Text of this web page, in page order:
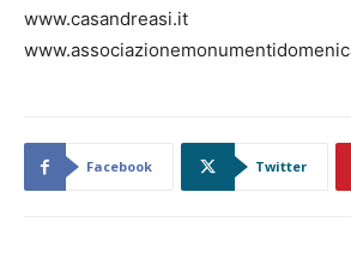
www.casandreasi.it
Facebook Twitter